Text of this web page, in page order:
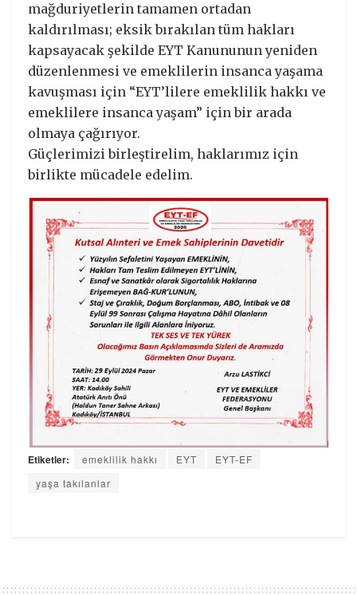
mağduriyetlerin tamamen ortadan
kaldırılması; eksik bırakılan tüm hakları
kapsayacak şekilde EYT Kanununun yeniden
düzenlenmesi ve emeklilerin insanca yaşama
kavuşması için “EYT’lilere emeklilik hakkı ve
emeklilere insanca yaşam” için bir arada
olmaya çağırıyor.
Güçlerimizi birleştirelim, haklarımız için
birlikte mücadele edelim.
Etiketler: emeklilik hakkı EYT
EYT-EF
yaşa takılanlar